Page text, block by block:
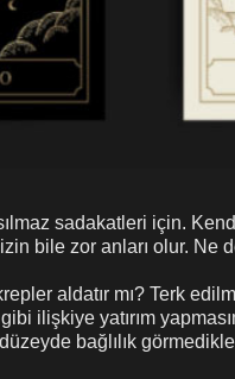
sadakatleri için.
bile zor anları olur. Ne
aldatır mı? Terk
ilişkiye yatırım
bağlılık